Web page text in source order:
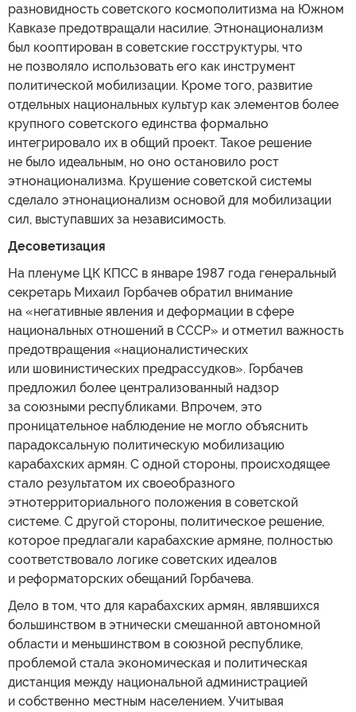
разновидность советского космополитизма на Южном
Кавказе предотвращали насилие. Этнонационализм
был кооптирован в советские госструктуры, что
не позволяло использовать его как инструмент
политической мобилизации. Кроме того, развитие
отдельных национальных культур как элементов более
крупного советского единства формально
интегрировало их в общий проект. Такое решение
не было идеальным, но оно остановило рост
этнонационализма. Крушение советской системы
сделало этнонационализм основой для мобилизации
сил, выступавших за независимость.
Десоветизация
На пленуме ЦК КПСС в январе 1987 года генеральный
секретарь Михаил Горбачев обратил внимание
на «негативные явления и деформации в сфере
национальных отношений в СССР» и отметил важность
предотвращения «националистических
или шовинистических предрассудков». Горбачев
предложил более централизованный надзор
за союзными республиками. Впрочем, это
проницательное наблюдение не могло объяснить
парадоксальную политическую мобилизацию
карабахских армян. С одной стороны, происходящее
стало результатом их своеобразного
этнотерриториального положения в советской
системе. С другой стороны, политическое решение,
которое предлагали карабахские армяне, полностью
соответствовало логике советских идеалов
и реформаторских обещаний Горбачева.
Дело в том, что для карабахских армян, являвшихся
большинством в этнически смешанной автономной
области и меньшинством в союзной республике,
проблемой стала экономическая и политическая
дистанция между национальной администрацией
и собственно местным населением. Учитывая